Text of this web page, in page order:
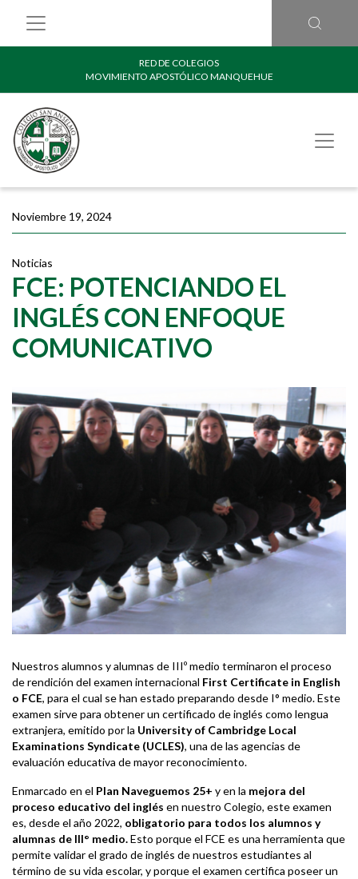
RED DE COLEGIOS
MOVIMIENTO APOSTÓLICO MANQUEHUE
Noviembre 19, 2024
Noticias
FCE: POTENCIANDO EL
INGLÉS CON ENFOQUE
COMUNICATIVO
Nuestros alumnos y alumnas de IIIº medio terminaron el proceso
de rendición del examen internacional First Certificate in English
o FCE, para el cual se han estado preparando desde I° medio. Este
examen sirve para obtener un certificado de inglés como lengua
extranjera, emitido por la University of Cambridge Local
Examinations Syndicate (UCLES), una de las agencias de
evaluación educativa de mayor reconocimiento.
Enmarcado en el Plan Naveguemos 25+ y en la mejora del
proceso educativo del inglés en nuestro Colegio, este examen
es, desde el año 2022, obligatorio para todos los alumnos y
alumnas de III° medio.Esto porque el FCE es una herramienta que
permite validar el grado de inglés de nuestros estudiantes al
término de su vida escolar, y porque el examen certifica poseer un